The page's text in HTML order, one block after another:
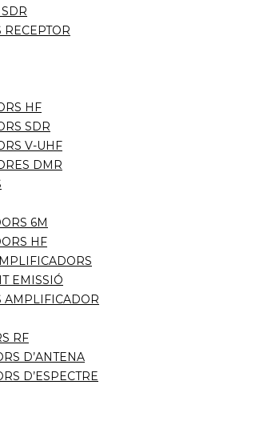
RECEPTOR
HF
SDR
V-UHF
DMR
6M
HF
EMISSIÓ
AMPLIFICADOR
RF
D’ANTENA
D’ESPECTRE